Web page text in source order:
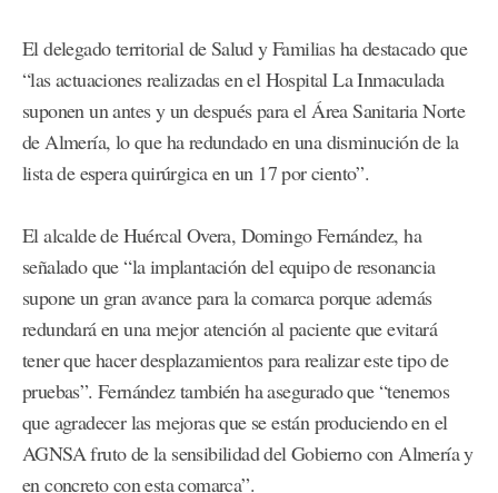
El delegado territorial de Salud y Familias ha destacado que
“las actuaciones realizadas en el Hospital La Inmaculada
suponen un antes y un después para el Área Sanitaria Norte
de Almería, lo que ha redundado en una disminución de la
lista de espera quirúrgica en un 17 por ciento”.
El alcalde de Huércal Overa, Domingo Fernández, ha
señalado que “la implantación del equipo de resonancia
supone un gran avance para la comarca porque además
redundará en una mejor atención al paciente que evitará
tener que hacer desplazamientos para realizar este tipo de
pruebas”. Fernández también ha asegurado que “tenemos
que agradecer las mejoras que se están produciendo en el
AGNSA fruto de la sensibilidad del Gobierno con Almería y
en concreto con esta comarca”.